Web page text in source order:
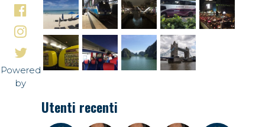
Utenti recenti
Powered
by